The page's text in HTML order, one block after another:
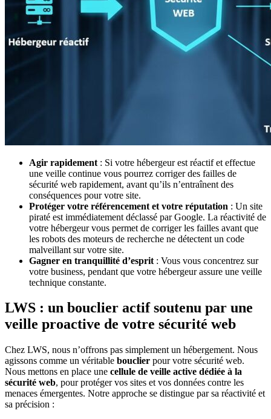
Agir rapidement : Si votre hébergeur est réactif et effectue
une veille continue vous pourrez corriger des failles de
sécurité web rapidement, avant qu’ils n’entraînent des
conséquences pour votre site.
Protéger votre référencement et votre réputation : Un site
piraté est immédiatement déclassé par Google. La réactivité de
votre hébergeur vous permet de corriger les failles avant que
les robots des moteurs de recherche ne détectent un code
malveillant sur votre site.
Gagner en tranquillité d’esprit : Vous vous concentrez sur
votre business, pendant que votre hébergeur assure une veille
technique constante.
LWS : un bouclier actif soutenu par une
veille proactive de votre sécurité web
Chez LWS, nous n’offrons pas simplement un hébergement. Nous
agissons comme un véritable bouclier pour votre sécurité web.
Nous mettons en place une cellule de veille active dédiée à la
sécurité web, pour protéger vos sites et vos données contre les
menaces émergentes. Notre approche se distingue par sa réactivité et
sa précision :